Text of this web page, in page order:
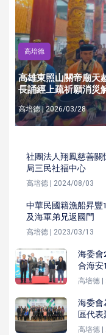
高培德
高雄東照山關帝廟天
長誦經上疏祈願消災
高培德 | 2026/03/28
社團法人翔鳳慈善關
局三民社福中心
高培德 | 2024/08/03
中華民國籍漁船昇豐
及海軍弟兄返國門
高培德 | 2023/03/13
海委會
合海安
高培德 |
海委會
區代表
高培德